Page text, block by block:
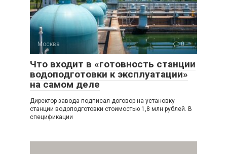
Москва 0
Что входит в «готовность станции
водоподготовки к эксплуатации»
на самом деле
Директор завода подписал договор на установку
станции водоподготовки стоимостью 1,8 млн рублей. В
спецификации